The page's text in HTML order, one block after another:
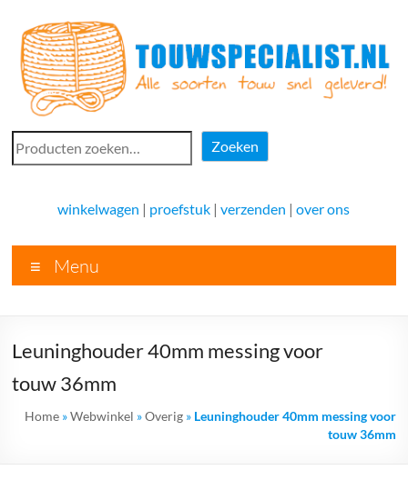
naar
inhoud
Touwspecialist.nl
voor
vele
soorten
goed
advies!
Zoeken
Zoeken
winkelwagen | proefstuk |verzenden |over ons
Menu
Leuninghouder 40mm messing voor
touw 36mm
Home»Webwinkel »Overig» Leuninghouder 40mm messing voor
touw 36mm